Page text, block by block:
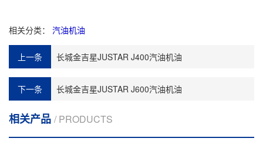
相关分类： 汽油机油
上一条 长城金吉星JUSTAR J400汽油机油
下一条 长城金吉星JUSTAR J600汽油机油
相关产品 / PRODUCTS